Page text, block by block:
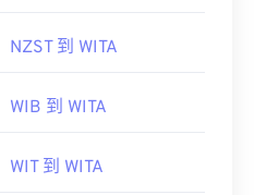
NZST 到 WITA
WIB 到 WITA
WIT 到 WITA